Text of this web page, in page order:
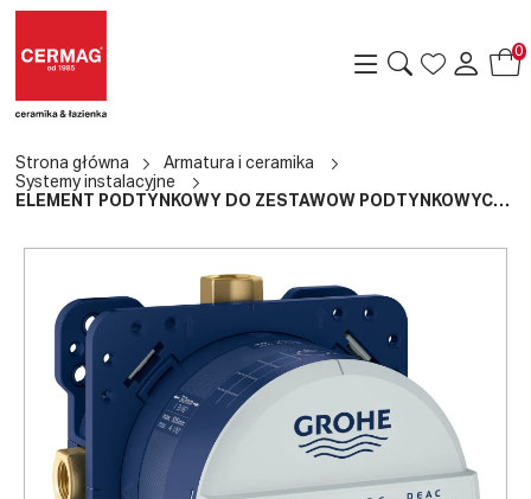
0
Strona główna
Armatura i ceramika
Systemy instalacyjne
ELEMENT PODTYNKOWY DO ZESTAWÓW PODTYNKOWYCH SMARTBOX